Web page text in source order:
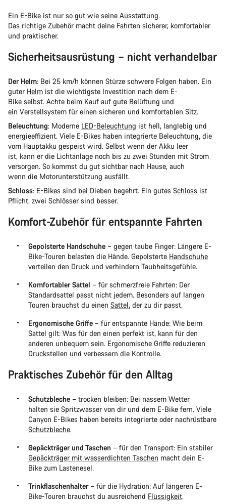
Ein E-Bike ist nur so gut wie seine Ausstattung.
Das richtige Zubehör macht deine Fahrten sicherer, komfortabler
und praktischer.
Sicherheitsausrüstung – nicht verhandelbar
Der Helm: Bei 25 km/h können Stürze schwere Folgen haben. Ein
guter Helm ist die wichtigste Investition nach dem E-
Bike selbst. Achte beim Kauf auf gute Belüftung und
ein Verstellsystem für einen sicheren und komfortablen Sitz.
Beleuchtung: Moderne LED-Beleuchtung ist hell, langlebig und
energieeffizient. Viele E-Bikes haben integrierte Beleuchtung, die
vom Hauptakku gespeist wird. Selbst wenn der Akku leer
ist, kann er die Lichtanlage noch bis zu zwei Stunden mit Strom
versorgen. So kommst du gut sichtbar nach Hause, auch
wenn die Motorunterstützung ausfällt.
Schloss: E-Bikes sind bei Dieben begehrt. Ein gutes Schloss ist
Pflicht, zwei Schlösser sind besser.
Komfort-Zubehör für entspannte Fahrten
Gepolsterte Handschuhe – gegen taube Finger: Längere E-
Bike-Touren belasten die Hände. Gepolsterte Handschuhe
verteilen den Druck und verhindern Taubheitsgefühle.
Komfortabler Sattel – für schmerzfreie Fahrten: Der
Standardsattel passt nicht jedem. Besonders auf langen
Touren brauchst du einen Sattel, der zu dir passt.
Ergonomische Griffe – für entspannte Hände: Wie beim
Sattel gilt: Was für den einen perfekt ist, kann für den
anderen unbequem sein. Ergonomische Griffe reduzieren
Druckstellen und verbessern die Kontrolle.
Praktisches Zubehör für den Alltag
Schutzbleche – trocken bleiben: Bei nassem Wetter
halten sie Spritzwasser von dir und dem E-Bike fern. Viele
Canyon E-Bikes haben bereits integrierte oder nachrüstbare
Schutzbleche.
Gepäckträger und Taschen – für den Transport: Ein stabiler
Gepäckträger mit wasserdichten Taschen macht dein E-
Bike zum Lastenesel.
Trinkflaschenhalter– für die Hydration: Auf längeren E-
Bike-Touren brauchst du ausreichend Flüssigkeit.